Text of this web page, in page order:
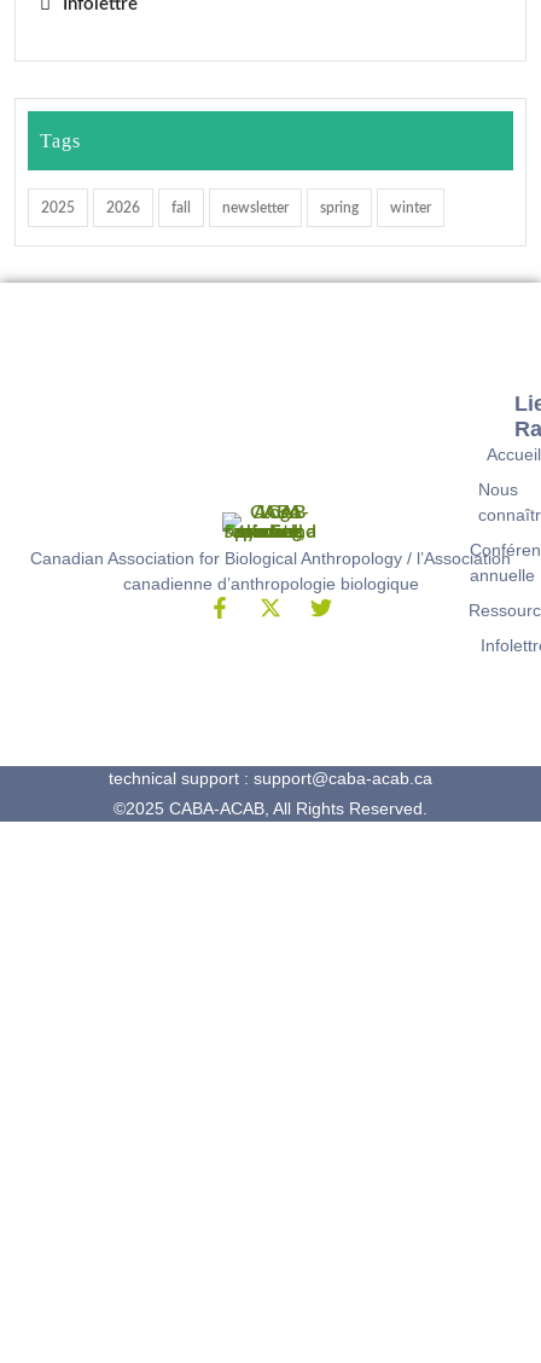
Infolettre
Tags
2025 2026 fall newsletter spring winter
Canadian Association for Biological Anthropology / l’Association
canadienne d’anthropologie biologique
Accueil
Nous
annuelle
technical support : support@caba-acab.ca
©2025 CABA-ACAB, All Rights Reserved.